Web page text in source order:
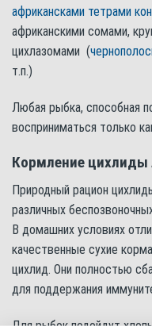
африкансками тетрами
африканскими сомами,
цихлазомами (
т.п.)
Любая рыбка, способная
восприниматься только
Кормление цихлиды
Природный рацион
различных
В домашних условиях
качественные сухие
цихлид. Они полностью
для поддержания
Для рыбок подойдут